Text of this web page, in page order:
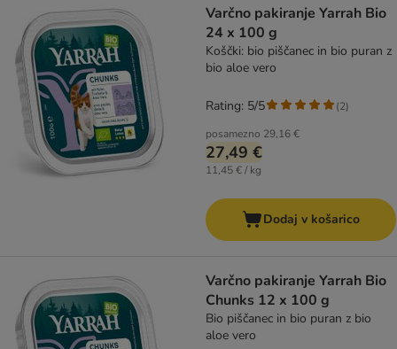
Varčno pakiranje Yarrah Bio
24 x 100 g
Koščki: bio piščanec in bio puran z
bio aloe vero
posamezno 29,16 €
27,49 €
11,45 € / kg
Rating: 5/5 (2)
Dodaj v košarico
Varčno pakiranje Yarrah Bio
Chunks 12 x 100 g
Bio piščanec in bio puran z bio
aloe vero